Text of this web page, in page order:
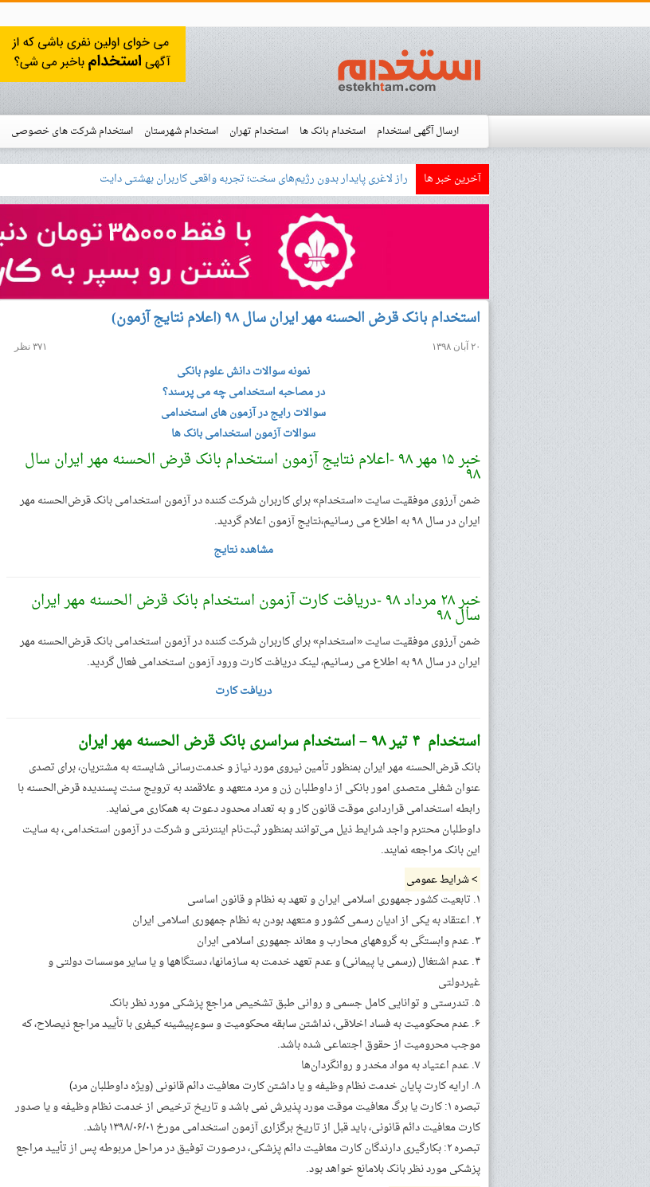
ارسال آگهی استخدام استخدام بانک ها استخدام تهران استخدام شهرستان استخدام شرکت های خصوصی
استخدام شده ها
آموزش فروشگاه استخدام
آخرین خبر ها بازار کار زبان آلمانی چگونه اس
استخدام بانک قرض الحسنه مهر ایران سال ۹۸ (اعلام نتایج آزمون)
۲۰ آبان ۱۳۹۸ ۳۷۱ نظر
نمونه سوالات دانش علوم بانکی
در مصاحبه استخدامی چه می پرسند؟
سوالات رایج در آزمون های استخدامی
سوالات آزمون استخدامی بانک ها
خبر ۱۵ مهر ۹۸ -اعلام نتایج آزمون استخدام بانک قرض الحسنه مهر ایران سال
۹۸
ضمن آرزوی موفقیت سایت «استخدام» برای کاربران شرکت کننده در آزمون استخدامی بانک قرض‌الحسنه مهر
ایران در سال ۹۸ به اطلاع می رسانیم،نتایج آزمون اعلام گردید.
مشاهده نتایج
خبر ۲۸ مرداد ۹۸ -دریافت کارت آزمون استخدام بانک قرض الحسنه مهر ایران
سال ۹۸
ضمن آرزوی موفقیت سایت «استخدام» برای کاربران شرکت کننده در آزمون استخدامی بانک قرض‌الحسنه مهر
ایران در سال ۹۸ به اطلاع می رسانیم، لینک دریافت کارت ورود آزمون استخدامی فعال گردید.
دریافت کارت
استخدام ۴ تیر ۹۸ – استخدام سراسری بانک قرض الحسنه مهر ایران
بانک قرض‌الحسنه مهر ایران بمنظور تأمین نیروی مورد نیاز و خدمت‌رسانی شایسته به مشتریان، برای تصدی
عنوان شغلی متصدی امور بانکی از داوطلبان زن و مرد متعهد و علاقمند به ترویج سنت پسندیده قرض‌الحسنه با
رابطه استخدامی قراردادی موقت قانون کار و به تعداد محدود دعوت به همکاری می‌نماید.
داوطلبان محترم واجد شرایط ذیل می‌توانند بمنظور ثبت‌نام اینترنتی و شرکت در آزمون استخدامی، به سایت
این بانک مراجعه نمایند.
> شرایط عمومی
۱. تابعیت کشور جمهوری اسلامی ایران و تعهد به نظام و قانون اساسی
۲. اعتقاد به یکی از ادیان رسمی کشور و متعهد بودن به نظام جمهوری اسلامی ایران
۳. عدم وابستگی به گروههای محارب و معاند جمهوری اسلامی ایران
۴. عدم اشتغال (رسمی یا پیمانی) و عدم تعهد خدمت به سازمانها، دستگاهها و یا سایر موسسات دولتی و
غیردولتی
۵. تندرستی و توانایی کامل جسمی و روانی طبق تشخیص مراجع پزشکی مورد نظر بانک
۶. عدم محکومیت به فساد اخلاقی، نداشتن سابقه محکومیت و سوءپیشینه کیفری با تأیید مراجع ذیصلاح، که
موجب محرومیت از حقوق اجتماعی شده باشد.
۷. عدم اعتیاد به مواد مخدر و روانگردان‌ها
۸. ارایه کارت پایان خدمت نظام وظیفه و یا داشتن کارت معافیت دائم قانونی (ویژه داوطلبان مرد)
تبصره ۱: کارت یا برگ معافیت موقت مورد پذیرش نمی باشد و تاریخ ترخیص از خدمت نظام وظیفه و یا صدور
کارت معافیت دائم قانونی، باید قبل از تاریخ برگزاری آزمون استخدامی مورخ ۱۳۹۸/۰۶/۰۱ باشد.
تبصره ۲: بکارگیری دارندگان کارت معافیت دائم پزشکی، درصورت توفیق در مراحل مربوطه پس از تأیید مراجع
پزشکی مورد نظر بانک بلامانع خواهد بود.